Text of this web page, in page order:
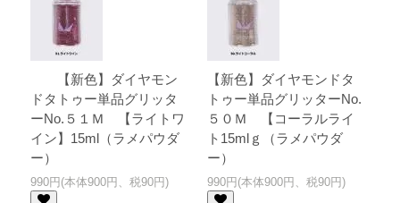
【新色】ダイヤモン
ドタトゥー単品グリッタ
ーNo.５１Ｍ 【ライトワ
イン】15ml（ラメパウダ
ー）
990円(本体900円、税90円)
【新色】ダイヤモンドタ
トゥー単品グリッターNo.
５０Ｍ 【コーラルライ
ト15mlｇ（ラメパウダ
ー）
990円(本体900円、税90円)